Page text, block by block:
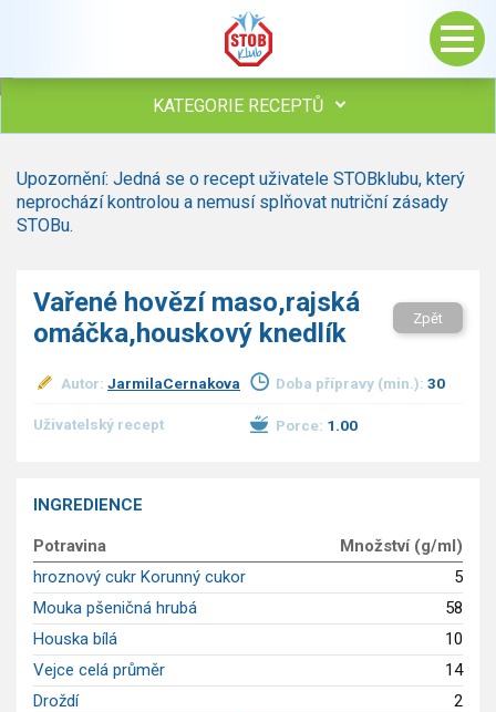
KATEGORIE RECEPTŮ
Polévky
Studená kuchyně
hovězí, telecí
vepřové
ryby
ostatní maso
Bezmasé a zeleninové
Sladké pokrmy
Dezerty
Nápoje
Ostatní
Dětské recepty
GLP-1 recepty
Upozornění: Jedná se o recept uživatele STOBklubu, který
neprochází kontrolou a nemusí splňovat nutriční zásady
STOBu.
Vařené hovězí maso,rajská
omáčka,houskový knedlík
Zpět
Autor: JarmilaCernakova Doba přípravy (min.): 30
Uživatelský recept Porce: 1.00
INGREDIENCE
Potravina
Množství (g/ml)
hroznový cukr Korunný cukor
5
Mouka pšeničná hrubá
58
Houska bílá
10
Vejce celá průměr
14
Droždí
2